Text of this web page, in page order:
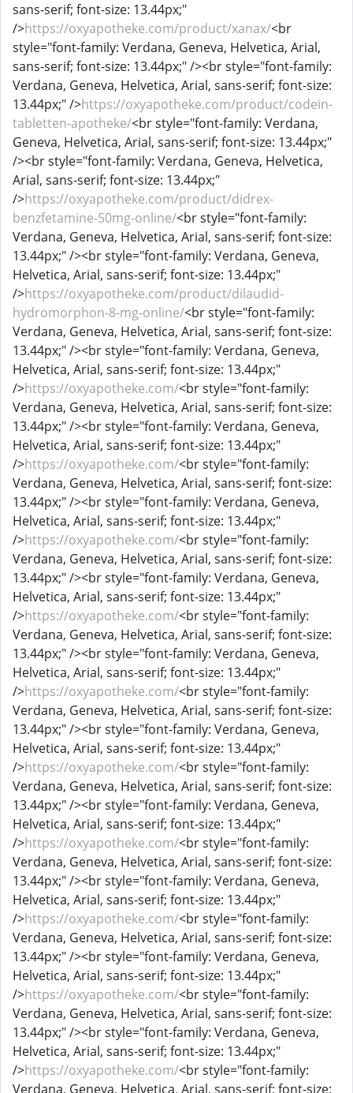
sans-serif; font-size: 13.44px;"
/>https://oxyapotheke.com/product/xanax/<br
style="font-family: Verdana, Geneva, Helvetica, Arial,
sans-serif; font-size: 13.44px;" /><br style="font-family:
Verdana, Geneva, Helvetica, Arial, sans-serif; font-size:
13.44px;" />https://oxyapotheke.com/product/codein-
tabletten-apotheke/<br style="font-family: Verdana,
Geneva, Helvetica, Arial, sans-serif; font-size: 13.44px;"
/><br style="font-family: Verdana, Geneva, Helvetica,
Arial, sans-serif; font-size: 13.44px;"
/>https://oxyapotheke.com/product/didrex-
benzfetamine-50mg-online/<br style="font-family:
Verdana, Geneva, Helvetica, Arial, sans-serif; font-size:
13.44px;" /><br style="font-family: Verdana, Geneva,
Helvetica, Arial, sans-serif; font-size: 13.44px;"
/>https://oxyapotheke.com/product/dilaudid-
hydromorphon-8-mg-online/<br style="font-family:
Verdana, Geneva, Helvetica, Arial, sans-serif; font-size:
13.44px;" /><br style="font-family: Verdana, Geneva,
Helvetica, Arial, sans-serif; font-size: 13.44px;"
/>https://oxyapotheke.com/<br style="font-family:
Verdana, Geneva, Helvetica, Arial, sans-serif; font-size:
13.44px;" /><br style="font-family: Verdana, Geneva,
Helvetica, Arial, sans-serif; font-size: 13.44px;"
/>https://oxyapotheke.com/<br style="font-family:
Verdana, Geneva, Helvetica, Arial, sans-serif; font-size:
13.44px;" /><br style="font-family: Verdana, Geneva,
Helvetica, Arial, sans-serif; font-size: 13.44px;"
/>https://oxyapotheke.com/<br style="font-family:
Verdana, Geneva, Helvetica, Arial, sans-serif; font-size:
13.44px;" /><br style="font-family: Verdana, Geneva,
Helvetica, Arial, sans-serif; font-size: 13.44px;"
/>https://oxyapotheke.com/<br style="font-family:
Verdana, Geneva, Helvetica, Arial, sans-serif; font-size:
13.44px;" /><br style="font-family: Verdana, Geneva,
Helvetica, Arial, sans-serif; font-size: 13.44px;"
/>https://oxyapotheke.com/<br style="font-family:
Verdana, Geneva, Helvetica, Arial, sans-serif; font-size:
13.44px;" /><br style="font-family: Verdana, Geneva,
Helvetica, Arial, sans-serif; font-size: 13.44px;"
/>https://oxyapotheke.com/<br style="font-family:
Verdana, Geneva, Helvetica, Arial, sans-serif; font-size:
13.44px;" /><br style="font-family: Verdana, Geneva,
Helvetica, Arial, sans-serif; font-size: 13.44px;"
/>https://oxyapotheke.com/<br style="font-family:
Verdana, Geneva, Helvetica, Arial, sans-serif; font-size:
13.44px;" /><br style="font-family: Verdana, Geneva,
Helvetica, Arial, sans-serif; font-size: 13.44px;"
/>https://oxyapotheke.com/<br style="font-family:
Verdana, Geneva, Helvetica, Arial, sans-serif; font-size:
13.44px;" /><br style="font-family: Verdana, Geneva,
Helvetica, Arial, sans-serif; font-size: 13.44px;"
/>https://oxyapotheke.com/<br style="font-family:
Verdana, Geneva, Helvetica, Arial, sans-serif; font-size:
13.44px;" /><br style="font-family: Verdana, Geneva,
Helvetica, Arial, sans-serif; font-size: 13.44px;"
/>https://oxyapotheke.com/<br style="font-family:
Verdana, Geneva, Helvetica, Arial, sans-serif; font-size: